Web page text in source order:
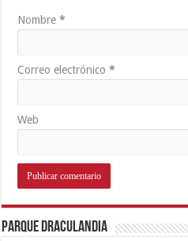
Nombre*
Correo electrónico*
Web
Parque Draculandia